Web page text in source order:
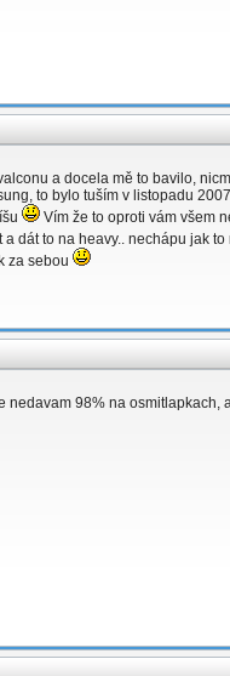
a docela mě to bavilo,
to bylo tuším v listopadu
Vím že to oproti vám všem
dát to na heavy.. nechápu jak
za sebou
98% na osmitlapkach,